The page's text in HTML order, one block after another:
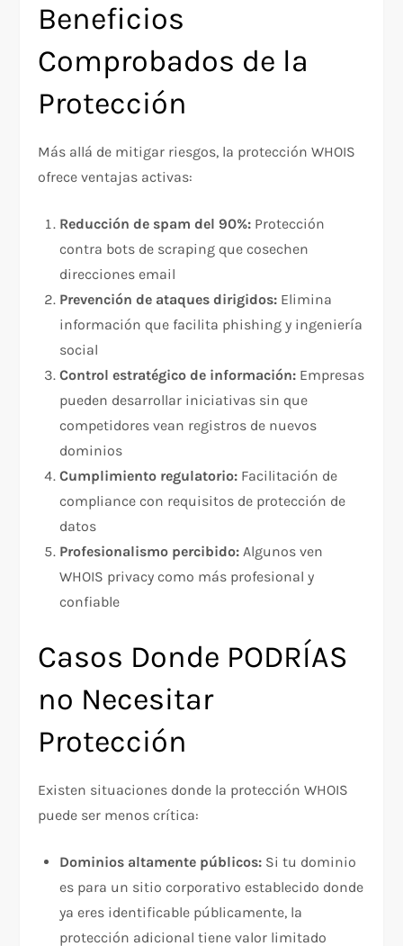
Beneficios
Comprobados de la
Protección
Más allá de mitigar riesgos, la protección WHOIS
ofrece ventajas activas:​
Reducción de spam del 90%: Protección
contra bots de scraping que cosechen
direcciones email
Prevención de ataques dirigidos: Elimina
información que facilita phishing y ingeniería
social
Control estratégico de información: Empresas
pueden desarrollar iniciativas sin que
competidores vean registros de nuevos
dominios
Cumplimiento regulatorio: Facilitación de
compliance con requisitos de protección de
datos
Profesionalismo percibido: Algunos ven
WHOIS privacy como más profesional y
confiable
Casos Donde PODRÍAS
no Necesitar
Protección
Existen situaciones donde la protección WHOIS
puede ser menos crítica:​
Dominios altamente públicos: Si tu dominio
es para un sitio corporativo establecido donde
ya eres identificable públicamente, la
protección adicional tiene valor limitado